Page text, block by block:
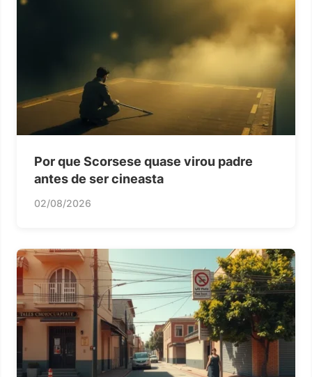
Por que Scorsese quase virou padre
antes de ser cineasta
02/08/2026